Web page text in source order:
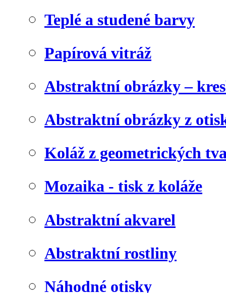
Teplé a studené barvy
Papírová vitráž
Abstraktní obrázky –
Abstraktní obrázky z
Koláž z geometrických
Mozaika - tisk z koláže
Abstraktní akvarel
Abstraktní rostliny
Náhodné otisky